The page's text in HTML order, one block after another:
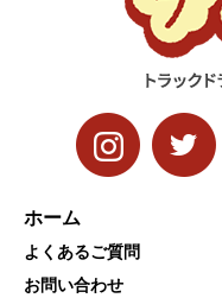
ホーム
よくあるご質問
お問い合わせ